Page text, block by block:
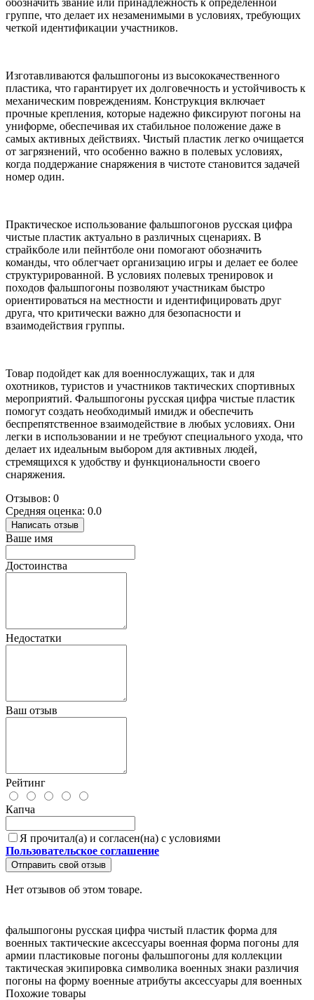
группе, что делает их незаменимыми в условиях, требующих
четкой идентификации участников.
Изготавливаются фальшпогоны из высококачественного
пластика, что гарантирует их долговечность и устойчивость к
механическим повреждениям. Конструкция включает
прочные крепления, которые надежно фиксируют погоны на
униформе, обеспечивая их стабильное положение даже в
самых активных действиях. Чистый пластик легко очищается
от загрязнений, что особенно важно в полевых условиях,
когда поддержание снаряжения в чистоте становится задачей
номер один.
Практическое использование фальшпогонов русская цифра
чистые пластик актуально в различных сценариях. В
страйкболе или пейнтболе они помогают обозначить
команды, что облегчает организацию игры и делает ее более
структурированной. В условиях полевых тренировок и
походов фальшпогоны позволяют участникам быстро
ориентироваться на местности и идентифицировать друг
друга, что критически важно для безопасности и
взаимодействия группы.
Товар подойдет как для военнослужащих, так и для
охотников, туристов и участников тактических спортивных
мероприятий. Фальшпогоны русская цифра чистые пластик
помогут создать необходимый имидж и обеспечить
беспрепятственное взаимодействие в любых условиях. Они
легки в использовании и не требуют специального ухода, что
делает их идеальным выбором для активных людей,
стремящихся к удобству и функциональности своего
снаряжения.
Отзывов: 0
Средняя оценка: 0.0
Написать отзыв
Ваше имя
Достоинства
Недостатки
Ваш отзыв
Рейтинг
Капча
Я прочитал(а) и согласен(на) с условиями
Пользовательское соглашение
Отправить свой отзыв
Нет отзывов об этом товаре.
фальшпогоны русская цифра чистый пластик форма для
военных тактические аксессуары военная форма погоны для
армии пластиковые погоны фальшпогоны для коллекции
тактическая экипировка символика военных знаки различия
погоны на форму военные атрибуты аксессуары для военных
Похожие товары